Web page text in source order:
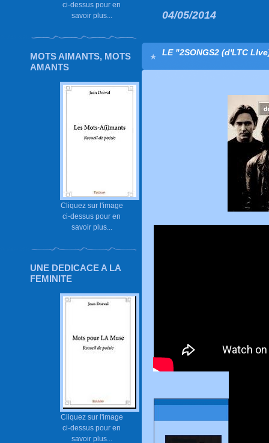
ci-dessus pour en
savoir plus...
MOTS AIMANTS, MOTS
AMANTS
Cliquez sur l'image
ci-dessus pour en
savoir plus...
UNE DEDICACE A LA
FEMINITE
Cliquez sur l'image
ci-dessus pour en
savoir plus...
04/05/2014
LE "2SONGS2 (d'LTC